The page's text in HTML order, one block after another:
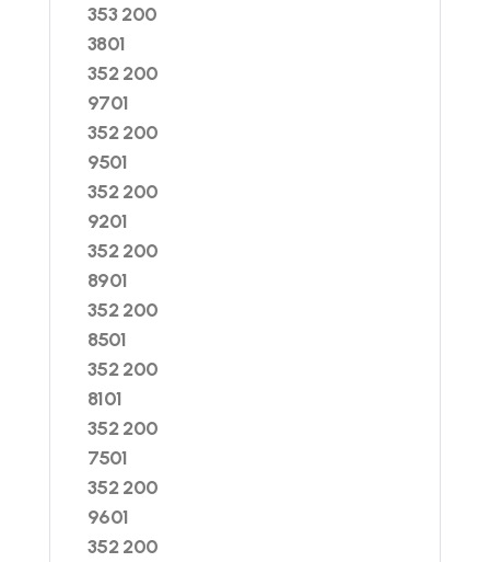
353 200
3801
352 200
9701
352 200
9501
352 200
9201
352 200
8901
352 200
8501
352 200
8101
352 200
7501
352 200
9601
352 200